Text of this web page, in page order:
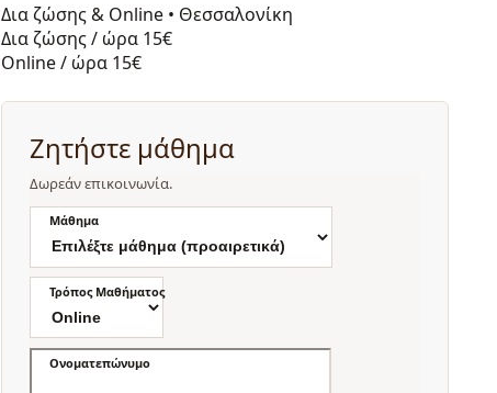
Δια ζώσης & Online • Θεσσαλονίκη
Δια ζώσης / ώρα 15€
Online / ώρα 15€
Ζητήστε μάθημα
Δωρεάν επικοινωνία.
Μάθημα
Τρόπος Μαθήματος
Ονοματεπώνυμο